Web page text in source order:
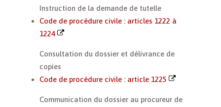
Instruction de la demande de tutelle
Code de procédure civile : articles 1222 à
1224
Consultation du dossier et délivrance de
copies
Code de procédure civile : article 1225
Communication du dossier au procureur de